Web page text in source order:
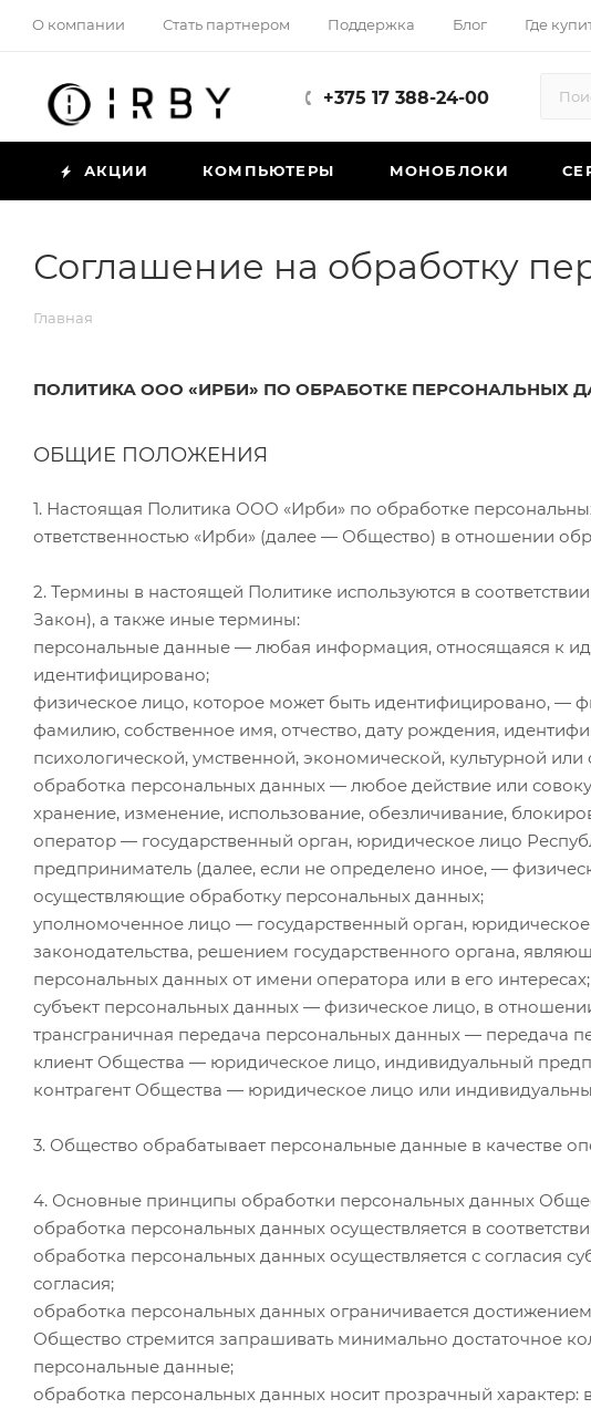
О компании Стать партнером Поддержка Блог Где
+375 17 388-24-00
АКЦИИ КОМПЬЮТЕРЫ МОНОБЛОКИ
Соглашение на обработку
Главная
ПОЛИТИКА ООО «ИРБИ» ПО ОБРАБОТКЕ ПЕРСОНАЛЬНЫХ
ОБЩИЕ ПОЛОЖЕНИЯ
1. Настоящая Политика ООО «Ирби» по обработке
ответственностью «Ирби» (далее — Общество) в отношении
2. Термины в настоящей Политике используются в
Закон), а также иные термины:
персональные данные — любая информация, относящаяся к
идентифицировано;
физическое лицо, которое может быть идентифицировано, —
фамилию, собственное имя, отчество, дату рождения,
психологической, умственной, экономической, культурной
обработка персональных данных — любое действие или
хранение, изменение, использование, обезличивание,
оператор — государственный орган, юридическое лицо
предприниматель (далее, если не определено иное, —
осуществляющие обработку персональных данных;
уполномоченное лицо — государственный орган,
законодательства, решением государственного органа,
персональных данных от имени оператора или в его интересах;
субъект персональных данных — физическое лицо, в
трансграничная передача персональных данных — передача
клиент Общества — юридическое лицо, индивидуальный
контрагент Общества — юридическое лицо или
3. Общество обрабатывает персональные данные в качестве
4. Основные принципы обработки персональных данных
обработка персональных данных осуществляется в
обработка персональных данных осуществляется с согласия
согласия;
обработка персональных данных ограничивается
Общество стремится запрашивать минимально достаточное
персональные данные;
обработка персональных данных носит прозрачный характер: